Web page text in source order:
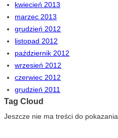
kwiecień 2013
marzec 2013
grudzień 2012
listopad 2012
październik 2012
wrzesień 2012
czerwiec 2012
grudzień 2011
Tag Cloud
Jeszcze nie ma treści do pokazania.